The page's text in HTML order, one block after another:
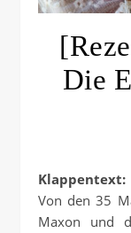
Die
Klappentext:
Von den 35
Maxon und